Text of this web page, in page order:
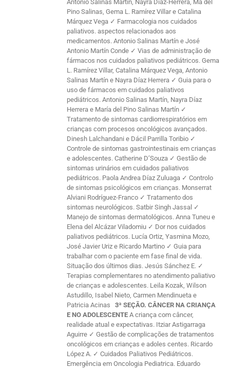
Antonio Salinas Martín, Nayra Díaz-Herrera, Ma del
Pino Salinas, Gema L. Ramírez Villar e Catalina
Márquez Vega ✓ Farmacologia nos cuidados
paliativos. aspectos relacionados aos
medicamentos. Antonio Salinas Martín e José
Antonio Martín Conde ✓ Vias de administração de
fármacos nos cuidados paliativos pediátricos. Gema
L. Ramírez Villar, Catalina Márquez Vega, Antonio
Salinas Martín e Nayra Díaz Herrera ✓ Guia para o
uso de fármacos em cuidados paliativos
pediátricos. Antonio Salinas Martín, Nayra Díaz
Herrera e María del Pino Salinas Martín ✓
Tratamento de sintomas cardiorrespiratórios em
crianças com procesos oncológicos avançados.
Dinesh Lalchandani e Dácil Parrilla Toribio ✓
Controle de sintomas gastrointestinais em crianças
e adolescentes. Catherine D’Souza ✓ Gestão de
sintomas urinários em cuidados paliativos
pediátricos. Paola Andrea Díaz Zuluaga ✓ Controlo
de sintomas psicológicos em crianças. Monserrat
Alviani Rodríguez-Franco ✓ Tratamento dos
sintomas neurológicos. Satbir Singh Jassal ✓
Manejo de sintomas dermatológicos. Anna Tuneu e
Elena del Alcázar Viladomiu ✓ Dor nos cuidados
paliativos pediátricos. Lucía Ortiz, Yasmina Mozo,
José Javier Uriz e Ricardo Martino ✓ Guia para
trabalhar com o paciente em fase final de vida.
Situação dos últimos dias. Jesús Sánchez E. ✓
Terapias complementares no atendimento paliativo
de crianças e adolescentes. Leila Kozak, Wilson
Astudillo, Isabel Nieto, Carmen Mendinueta e
Patricia Acinas3ª SEÇÃO. CÂNCER NA CRIANÇA
E NO ADOLESCENTE A criança com câncer,
realidade atual e expectativas. Itziar Astigarraga
Aguirre ✓ Gestão de complicações de tratamentos
oncológicos em crianças e adoles centes. Ricardo
López A. ✓ Cuidados Paliativos Pediátricos.
Emergência em Oncologia Pediatrica. Eduardo